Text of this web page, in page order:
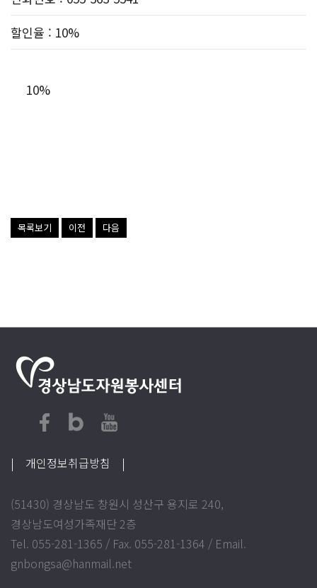
할인율 : 10%
10%
목록보기 이전 다음
| 개인정보취급방침 |
(51430) 경상남도 창원시 성산구 용지로 240,
경상남도여성가족재단 2층
Tel. 055-281-1365 / Fax. 055-281-1364 / Email.
gnbongsa@hanmail.net